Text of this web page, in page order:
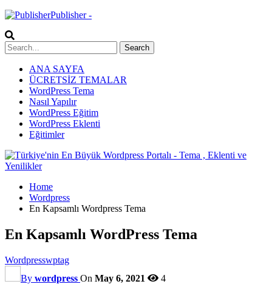
Publisher -
ANA SAYFA
ÜCRETSİZ TEMALAR
WordPress Tema
Nasıl Yapılır
WordPress Eğitim
WordPress Eklenti
Eğitimler
Home
Wordpress
En Kapsamlı Wordpress Tema
En Kapsamlı WordPress Tema
Wordpresswptag
By wordpress On May 6, 2021 4